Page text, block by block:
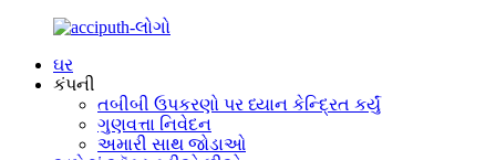
ઘર
કંપની
તબીબી ઉપકરણો પર ધ્યાન કેન્દ્રિત કર્યું
ગુણવત્તા નિવેદન
અમારી સાથ જોડાઓ